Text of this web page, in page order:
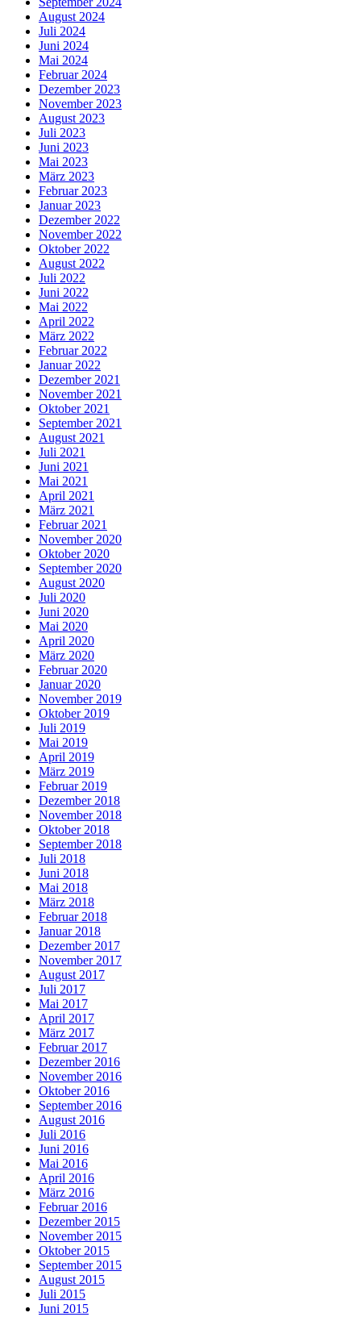
August 2024
Juli 2024
Juni 2024
Mai 2024
Februar 2024
Dezember 2023
November 2023
August 2023
Juli 2023
Juni 2023
Mai 2023
März 2023
Februar 2023
Januar 2023
Dezember 2022
November 2022
Oktober 2022
August 2022
Juli 2022
Juni 2022
Mai 2022
April 2022
März 2022
Februar 2022
Januar 2022
Dezember 2021
November 2021
Oktober 2021
September 2021
August 2021
Juli 2021
Juni 2021
Mai 2021
April 2021
März 2021
Februar 2021
November 2020
Oktober 2020
September 2020
August 2020
Juli 2020
Juni 2020
Mai 2020
April 2020
März 2020
Februar 2020
Januar 2020
November 2019
Oktober 2019
Juli 2019
Mai 2019
April 2019
März 2019
Februar 2019
Dezember 2018
November 2018
Oktober 2018
September 2018
Juli 2018
Juni 2018
Mai 2018
März 2018
Februar 2018
Januar 2018
Dezember 2017
November 2017
August 2017
Juli 2017
Mai 2017
April 2017
März 2017
Februar 2017
Dezember 2016
November 2016
Oktober 2016
September 2016
August 2016
Juli 2016
Juni 2016
Mai 2016
April 2016
März 2016
Februar 2016
Dezember 2015
November 2015
Oktober 2015
September 2015
August 2015
Juli 2015
Juni 2015